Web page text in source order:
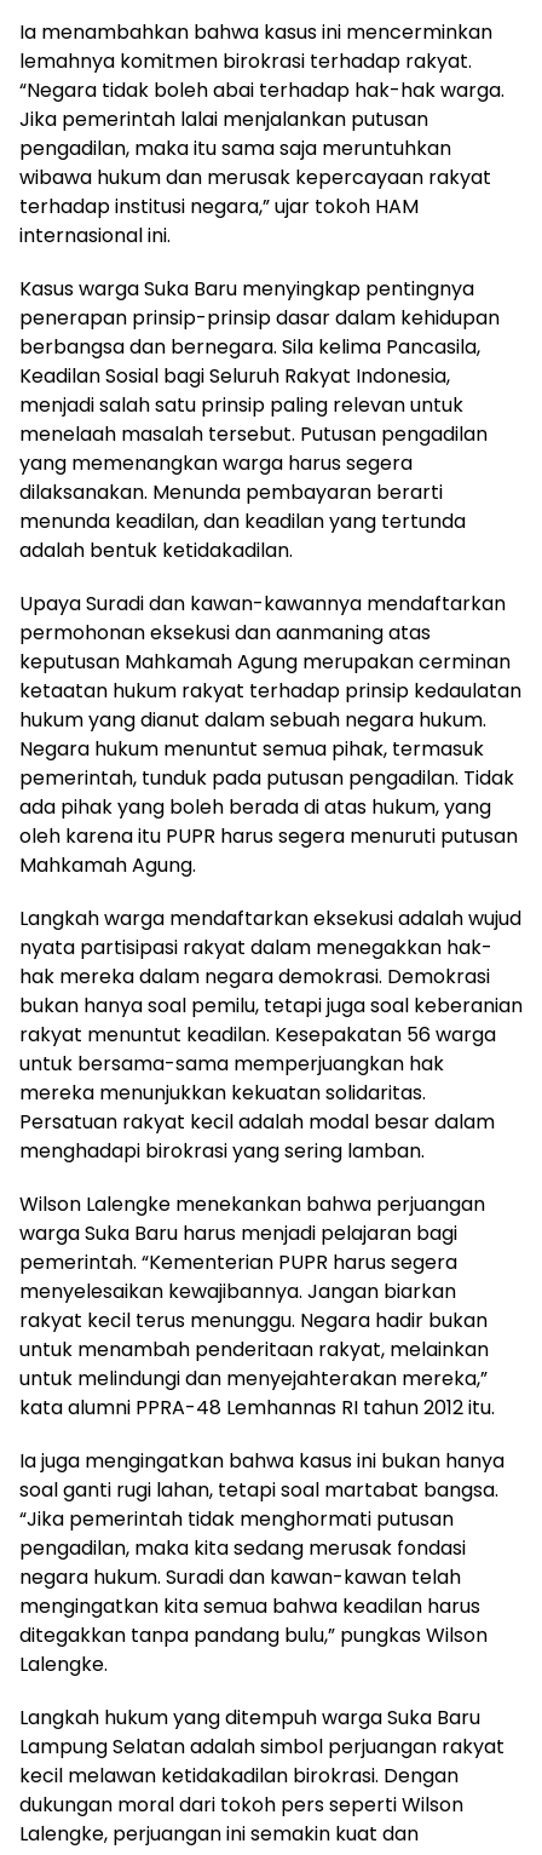
Ia menambahkan bahwa kasus ini mencerminkan
lemahnya komitmen birokrasi terhadap rakyat.
“Negara tidak boleh abai terhadap hak-hak warga.
Jika pemerintah lalai menjalankan putusan
pengadilan, maka itu sama saja meruntuhkan
wibawa hukum dan merusak kepercayaan rakyat
terhadap institusi negara,” ujar tokoh HAM
internasional ini.
Kasus warga Suka Baru menyingkap pentingnya
penerapan prinsip-prinsip dasar dalam kehidupan
berbangsa dan bernegara. Sila kelima Pancasila,
Keadilan Sosial bagi Seluruh Rakyat Indonesia,
menjadi salah satu prinsip paling relevan untuk
menelaah masalah tersebut. Putusan pengadilan
yang memenangkan warga harus segera
dilaksanakan. Menunda pembayaran berarti
menunda keadilan, dan keadilan yang tertunda
adalah bentuk ketidakadilan.
Upaya Suradi dan kawan-kawannya mendaftarkan
permohonan eksekusi dan aanmaning atas
keputusan Mahkamah Agung merupakan cerminan
ketaatan hukum rakyat terhadap prinsip kedaulatan
hukum yang dianut dalam sebuah negara hukum.
Negara hukum menuntut semua pihak, termasuk
pemerintah, tunduk pada putusan pengadilan. Tidak
ada pihak yang boleh berada di atas hukum, yang
oleh karena itu PUPR harus segera menuruti putusan
Mahkamah Agung.
Langkah warga mendaftarkan eksekusi adalah wujud
nyata partisipasi rakyat dalam menegakkan hak-
hak mereka dalam negara demokrasi. Demokrasi
bukan hanya soal pemilu, tetapi juga soal keberanian
rakyat menuntut keadilan. Kesepakatan 56 warga
untuk bersama-sama memperjuangkan hak
mereka menunjukkan kekuatan solidaritas.
Persatuan rakyat kecil adalah modal besar dalam
menghadapi birokrasi yang sering lamban.
Wilson Lalengke menekankan bahwa perjuangan
warga Suka Baru harus menjadi pelajaran bagi
pemerintah. “Kementerian PUPR harus segera
menyelesaikan kewajibannya. Jangan biarkan
rakyat kecil terus menunggu. Negara hadir bukan
untuk menambah penderitaan rakyat, melainkan
untuk melindungi dan menyejahterakan mereka,”
kata alumni PPRA-48 Lemhannas RI tahun 2012 itu.
Ia juga mengingatkan bahwa kasus ini bukan hanya
soal ganti rugi lahan, tetapi soal martabat bangsa.
“Jika pemerintah tidak menghormati putusan
pengadilan, maka kita sedang merusak fondasi
negara hukum. Suradi dan kawan-kawan telah
mengingatkan kita semua bahwa keadilan harus
ditegakkan tanpa pandang bulu,” pungkas Wilson
Lalengke.
Langkah hukum yang ditempuh warga Suka Baru
Lampung Selatan adalah simbol perjuangan rakyat
kecil melawan ketidakadilan birokrasi. Dengan
dukungan moral dari tokoh pers seperti Wilson
Lalengke, perjuangan ini semakin kuat dan